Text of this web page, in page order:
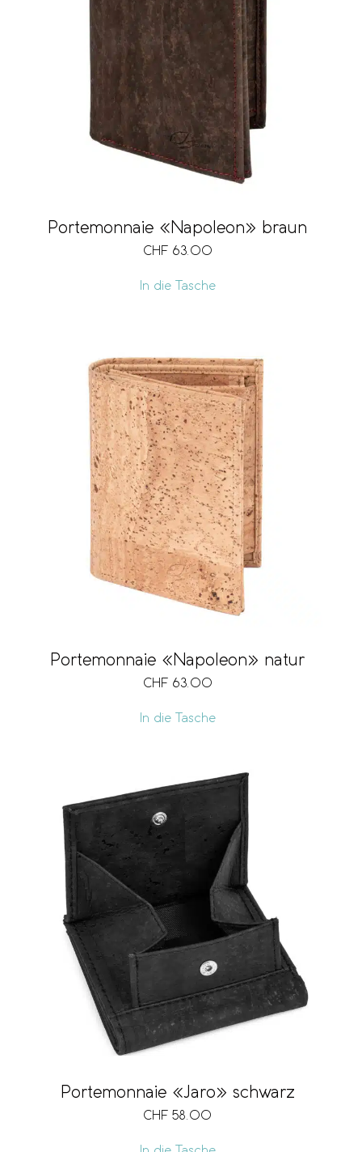
Portemonnaie «Napoleon» braun
CHF 63.00
In die Tasche
Portemonnaie «Napoleon» natur
CHF 63.00
In die Tasche
Portemonnaie «Jaro» schwarz
CHF 58.00